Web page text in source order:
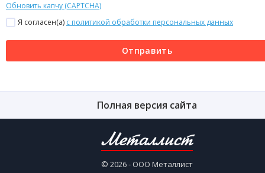
Обновить капчу (CAPTCHA)
Я согласен(a) с политикой обработки персональных данных
Отправить
Полная версия сайта
Металлист
© 2026 - ООО Металлист